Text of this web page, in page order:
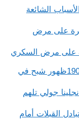
الأسباب الشائعة
على مرض السكري
ظهور شبح في
أنجلينا جولي تلهم